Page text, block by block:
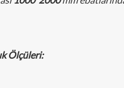
Ölçüleri: